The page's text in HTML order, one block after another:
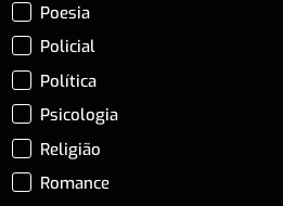
Poesia
Policial
Política
Psicologia
Religião
Romance